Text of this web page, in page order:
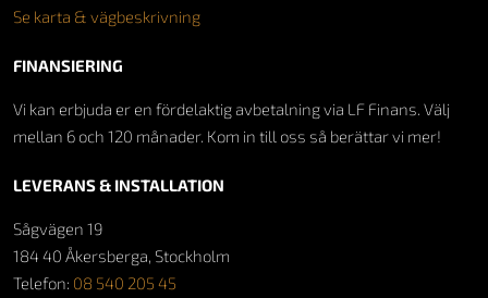
Se karta & vägbeskrivning
FINANSIERING
Vi kan erbjuda er en fördelaktig avbetalning via LF Finans. Välj
mellan 6 och 120 månader. Kom in till oss så berättar vi mer!
LEVERANS & INSTALLATION
Sågvägen 19
184 40 Åkersberga, Stockholm
Telefon: 08 540 205 45